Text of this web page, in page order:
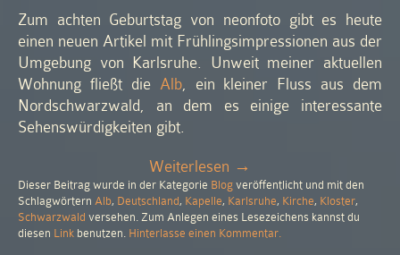
Zum achten Geburtstag von neonfoto gibt es heute
einen neuen Artikel mit Frühlingsimpressionen aus der
Umgebung von Karlsruhe. Unweit meiner aktuellen
Wohnung fließt die Alb, ein kleiner Fluss aus dem
Nordschwarzwald, an dem es einige interessante
Sehenswürdigkeiten gibt.
Weiterlesen „Frühling
an
der
Alb“
→
Dieser Beitrag wurde in der Kategorie Blog veröffentlicht und mit den
Schlagwörtern Alb, Deutschland, Kapelle, Karlsruhe, Kirche, Kloster,
Schwarzwald versehen. Zum Anlegen eines Lesezeichens kannst du
diesen Link benutzen. Hinterlasse einen Kommentarzu
.